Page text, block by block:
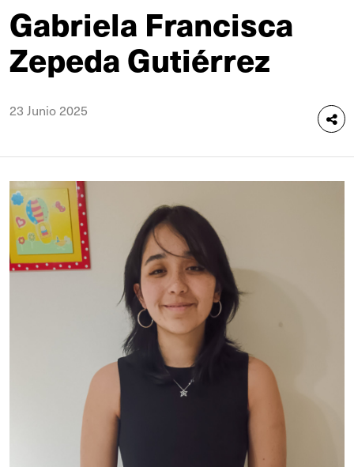
Gabriela Francisca
Zepeda Gutiérrez
23 Junio 2025